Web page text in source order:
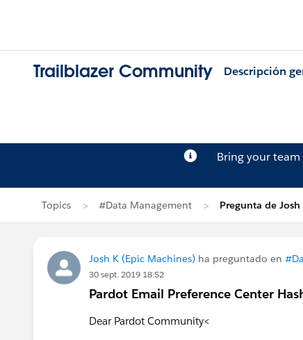
Trailblazer Community Descripción
Bring your
Topics #Data Management Pregunta de Josh
Josh K (Epic Machines) ha preguntado en
30 sept. 2019 18:52
Pardot Email Preference Center
Dear Pardot Community<